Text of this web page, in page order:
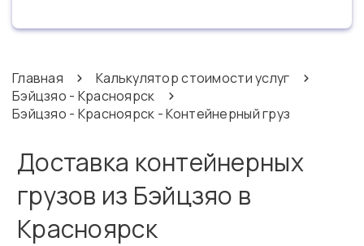
Главная
Калькулятор стоимости услуг
Бэйцзяо - Красноярск
Бэйцзяо - Красноярск - Контейнерный груз
Доставка контейнерных
грузов из Бэйцзяо в
Красноярск